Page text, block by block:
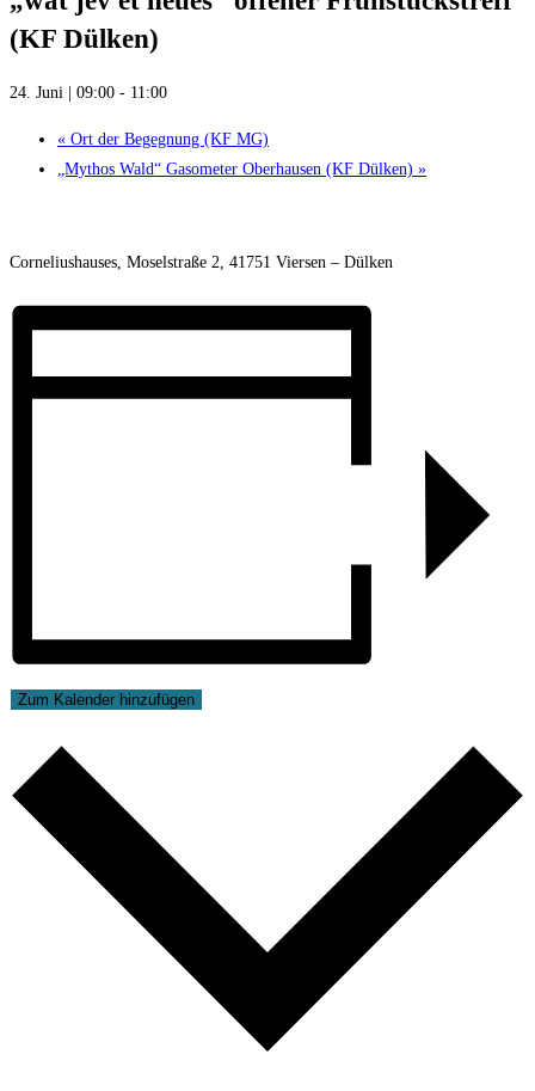
(KF Dülken)
24. Juni | 09:00 - 11:00
« Ort der Begegnung (KF MG)
„Mythos Wald“ Gasometer Oberhausen (KF Dülken) »
Corneliushauses, Moselstraße 2, 41751 Viersen – Dülken
Zum Kalender hinzufügen